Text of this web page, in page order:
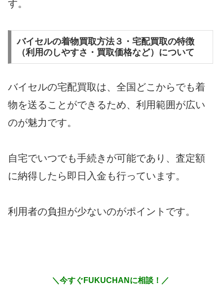
す。
バイセルの着物買取方法３・宅配買取の特徴
（利用のしやすさ・買取価格など）について
バイセルの宅配買取は、全国どこからでも着
物を送ることができるため、利用範囲が広い
のが魅力です。
自宅でいつでも手続きが可能であり、査定額
に納得したら即日入金も行っています。
利用者の負担が少ないのがポイントです。
＼今すぐFUKUCHANに相談！／